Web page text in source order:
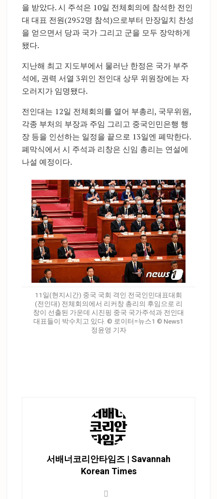
을 받았다. 시 주석은 10일 전체회의에 참석한 전인
대 대표 전원(2952명 참석)으로부터 만장일치 찬성
을 얻으면서 당과 국가 그리고 군을 모두 장악하게
됐다.
지난해 최고 지도부에서 물러난 한정은 국가 부주
석에, 권력 서열 3위인 전인대 상무 위원장에는 자
오러지가 임명됐다.
전인대는 12일 전체회의를 열어 부총리, 국무위원,
각종 부처의 부장과 주임 그리고 중국인민은행 행
장 등을 인선하는 일정을 끝으로 13일엔 폐막한다.
폐막식에서 시 주석과 리창은 신임 총리는 연설에
나설 예정이다.
11일(현지시간) 중국 국회 격인 전국인민대표대회
(전인대) 전체회의에서 리커창 총리의 후임으로 리
창이 선출된 가운데 시진핑 중국 국가주석과 전인대
대표들이 박수치고 있다. © 로이터=뉴스1 © News1
정윤영 기자
서배너코리안타임즈 | Savannah
Korean Times